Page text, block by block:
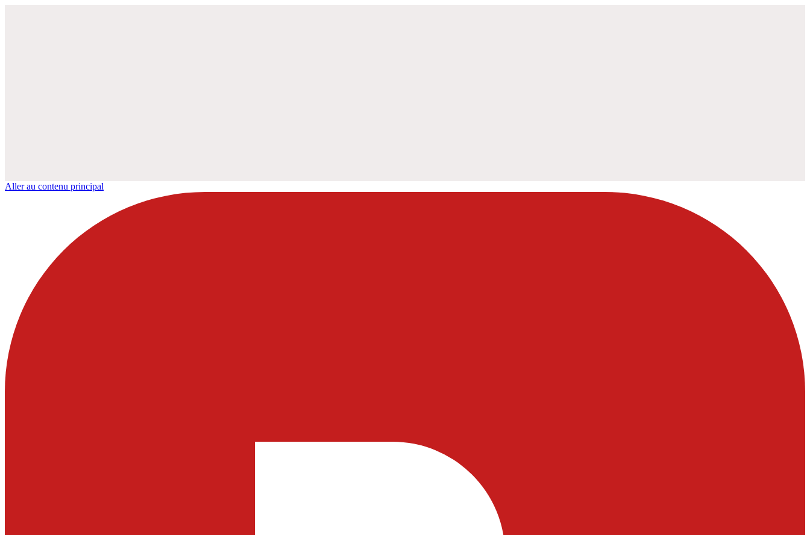
Aller au contenu principal